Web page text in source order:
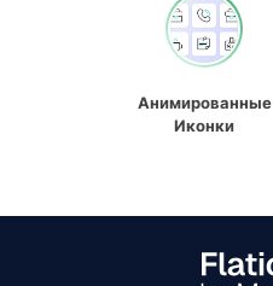
Анимированные
Иконки